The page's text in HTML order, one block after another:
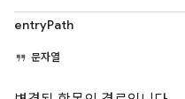
entryPath
문자열